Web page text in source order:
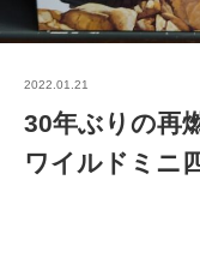
2022.01.21
30年ぶりの再
ワイルドミニ